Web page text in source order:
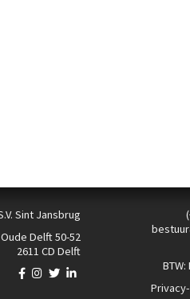
Sint Jansbrug
Oude Delft 50-52
2611 CD Delft